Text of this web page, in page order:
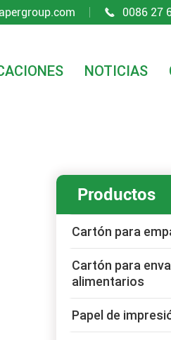
 0086 27
NOTICIAS
Productos
Cartón para
Cartón para
alimentarios
Papel de